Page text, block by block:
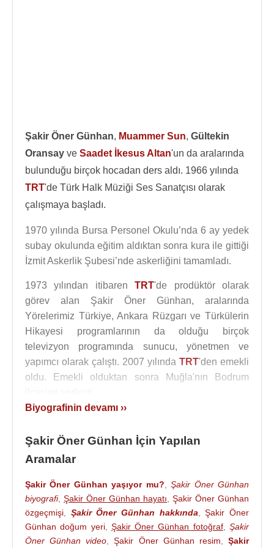
Şakir Öner Günhan, Muammer Sun, Gültekin
Oransay ve Saadet İkesus Altan'un da aralarında
bulunduğu birçok hocadan ders aldı. 1966 yılında
TRT'de Türk Halk Müziği Ses Sanatçısı olarak
çalışmaya başladı.
1970 yılında Bursa Personel Okulu’nda 6 ay yedek
subay okulunda eğitim aldıktan sonra kura ile gittiği
İzmit Askerlik Şubesi’nde askerliğini tamamladı.
1973 yılından itibarenTRT'de prodüktör olarak
görev alan Şakir Öner Günhan, aralarında
Yörelerimiz Türkiye, Ankara Rüzgarı ve Türkülerin
Hikayesi programlarının da olduğu birçok
televizyon programında sunucu, yönetmen ve
yapımcı olarak çalıştı. 2007 yılında TRT'den emekli
oldu. Emekli olduktan sonra Muğla'nın Bodrum
vardır. Şakir Öner Günhan Bodrum'da hayat
arkadaşı Figen hanım ile yaşamaktadır.
2020 yılında kalın bağırsak kanseri teşhisi konuldu.
Şakir Öner Günhan, 13 Nisan 2024 tarihinde
ikamet ettiği Muğla'nın Bodrum ilçesindeki bir
hastanede 82 yaşında öldü.
Biyografinin devamı ››
Şakir Öner Günhan İçin Yapılan
Aramalar
Şakir Öner Günhan yaşıyor mu? ,Şakir Öner Günhan
biyografi, Şakir Öner Günhan hayatı
Şakir Öner Günhan
özgeçmişi
Şakir Öner Günhan hakkında ,Şakir Öner
Günhan doğum yeri, Şakir Öner Günhan fotoğraf,Şakir
Öner Günhan video ,Şakir Öner Günhan resim ,Şakir